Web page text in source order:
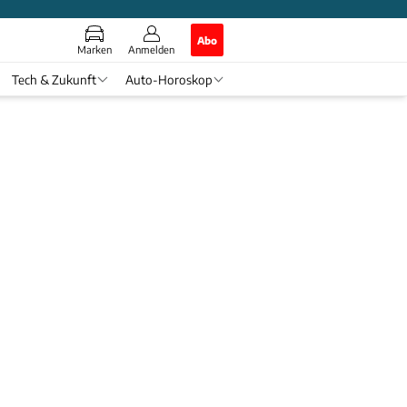
Marken Anmelden
Abo
Tech & Zukunft Auto-Horoskop